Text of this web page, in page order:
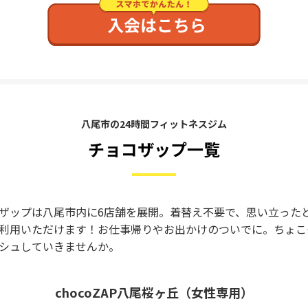
八尾市の24時間フィットネスジム
チョコザップ一覧
ップは八尾市内に6店舗を展開。着替え不要で、思い立った
用いただけます！お仕事帰りやお出かけのついでに。ちょ
ュしていきませんか。
chocoZAP八尾桜ヶ丘（女性専用）